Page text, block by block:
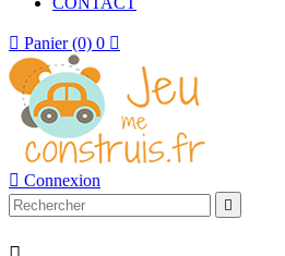
 Panier (0) 0 
 Connexion
